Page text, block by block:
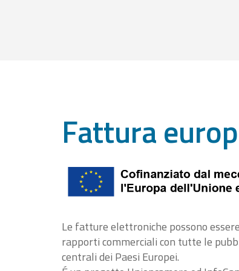
Fattura
Le fatture elettroniche possono
rapporti commerciali con tutte le
centrali dei Paesi Europei.